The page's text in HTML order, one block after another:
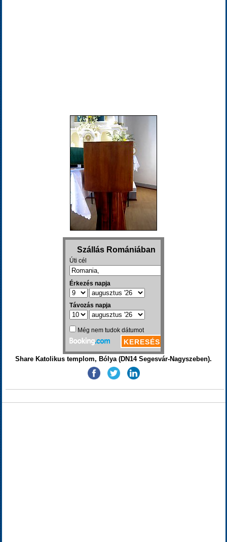
Share Katolikus templom, Bólya (DN14 Segesvár-Nagyszeben).